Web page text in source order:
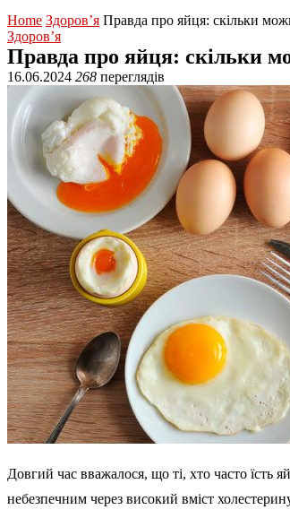
Home Здоров’я Правда про яйця: скільки
Здоров’я
Правда про яйця: скільки
16.06.2024 268 переглядів
Довгий час вважалося, що ті, хто часто їсть
небезпечним через високий вміст